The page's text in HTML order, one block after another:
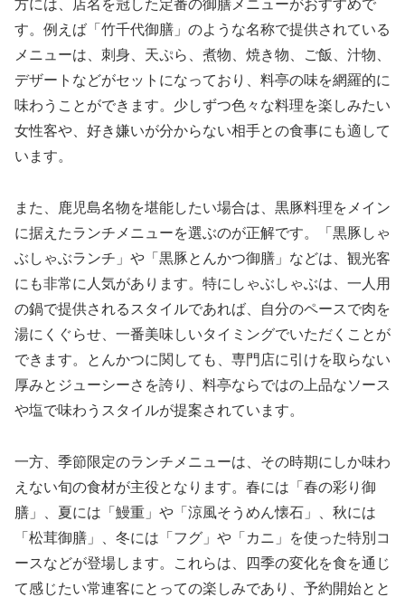
方には、店名を冠した定番の御膳メニューがおすすめで
す。例えば「竹千代御膳」のような名称で提供されている
メニューは、刺身、天ぷら、煮物、焼き物、ご飯、汁物、
デザートなどがセットになっており、料亭の味を網羅的に
味わうことができます。少しずつ色々な料理を楽しみたい
女性客や、好き嫌いが分からない相手との食事にも適して
います。
また、鹿児島名物を堪能したい場合は、黒豚料理をメイン
に据えたランチメニューを選ぶのが正解です。「黒豚しゃ
ぶしゃぶランチ」や「黒豚とんかつ御膳」などは、観光客
にも非常に人気があります。特にしゃぶしゃぶは、一人用
の鍋で提供されるスタイルであれば、自分のペースで肉を
湯にくぐらせ、一番美味しいタイミングでいただくことが
できます。とんかつに関しても、専門店に引けを取らない
厚みとジューシーさを誇り、料亭ならではの上品なソース
や塩で味わうスタイルが提案されています。
一方、季節限定のランチメニューは、その時期にしか味わ
えない旬の食材が主役となります。春には「春の彩り御
膳」、夏には「鰻重」や「涼風そうめん懐石」、秋には
「松茸御膳」、冬には「フグ」や「カニ」を使った特別コ
ースなどが登場します。これらは、四季の変化を食を通じ
て感じたい常連客にとっての楽しみであり、予約開始とと